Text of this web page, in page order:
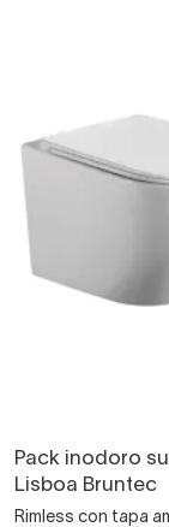
Pack inodoro
Lisboa Bruntec
Rimless con tapa